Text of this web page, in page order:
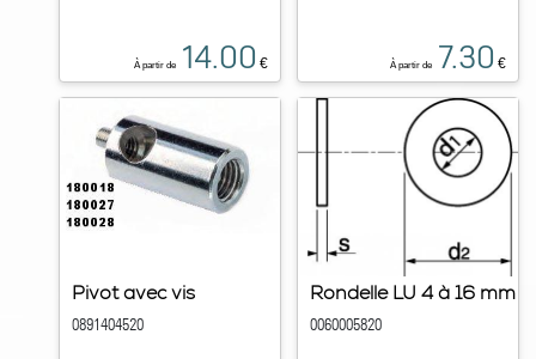
À partir de 14.00 € À partir de 7.30 €
Pivot avec vis
0891404520
Rondelle LU 4 à 16 mm
0060005820